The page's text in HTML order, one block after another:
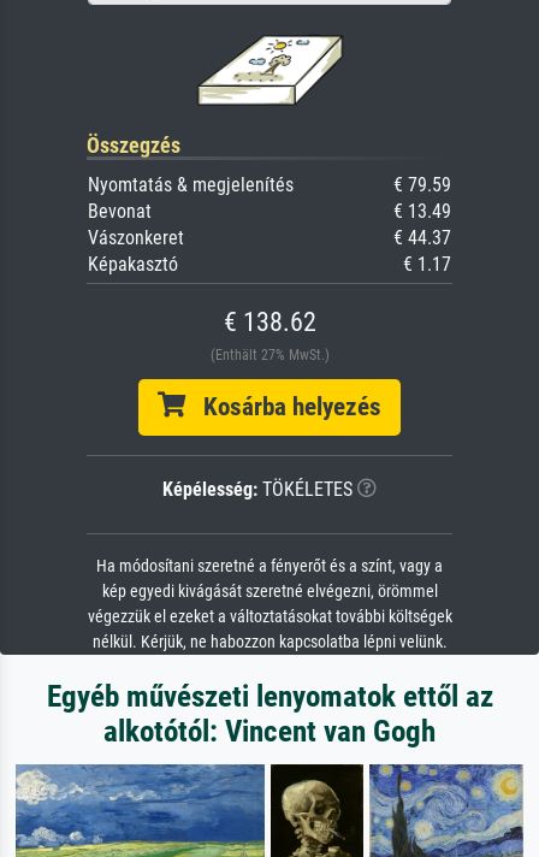
Összegzés
Nyomtatás & megjelenítés
€ 79.59
Bevonat
€ 13.49
Vászonkeret
€ 44.37
Képakasztó
€ 1.17
€ 138.62
(Enthält 27% MwSt.)
Kosárba helyezés
Képélesség: TÖKÉLETES
Ha módosítani szeretné a fényerőt és a színt, vagy a
kép egyedi kivágását szeretné elvégezni, örömmel
végezzük el ezeket a változtatásokat további költségek
nélkül. Kérjük, ne habozzon kapcsolatba lépni velünk.
Egyéb művészeti lenyomatok ettől az
alkotótól: Vincent van Gogh